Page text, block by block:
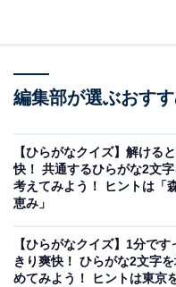
てづ□□なび
本の野山に自生する木
ゲットを襲い、命を奪
て、大きな竹の容器を
ぐ中で行う大迫力の催
編集部が選ぶおす
【ひらがなクイズ】解ける
快！ 共通するひらがな2文
考えてみよう！ ヒントは「
恵み」
【ひらがなクイズ】1分です
きり爽快！ ひらがな2文字
めてみよう！ ヒントは東京